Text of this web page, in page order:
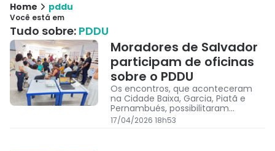
Home pddu
Você está em
Tudo sobre: PDDU
Moradores de Salvador
participam de oficinas
sobre o PDDU
Os encontros, que aconteceram
na Cidade Baixa, Garcia, Piatã e
Pernambués, possibilitaram
momentos de escuta da
população que vivencia os desafios
17/04/2026 18h53